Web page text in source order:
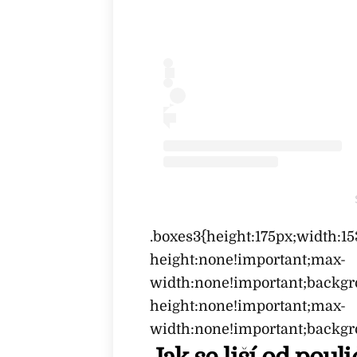
i
n
s
t
a
g
height:none!important;max-
height:none!important;max-